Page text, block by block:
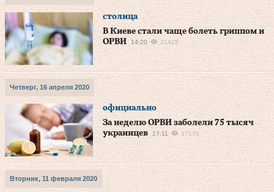
столица
В Киеве стали чаще болеть гриппом и
ОРВИ
14:20 21425
Четверг, 16 апреля 2020
официально
За неделю ОРВИ заболели 75 тысяч
украинцев
17:11 17170
Вторник, 11 февраля 2020